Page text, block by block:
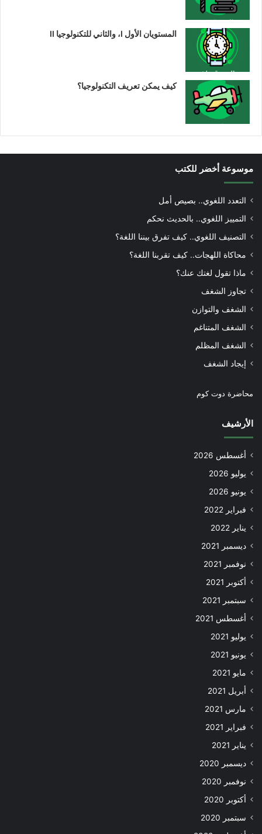
المستويان الأول I، والثاني للتكنولوجيا II
كيف يمكن تعريف التكنولوجيا؟
موسوعة أخضر للكتب
التعدد اللغوي.. بصيص أمل
التمييز اللغوي.. بالحديث نحكم
التصنيف اللغوي.. كيف تفرق بيننا اللغة؟
محاكاة اللهجات.. كيف تقربنا اللغة؟
ماذا تقول لغتك عنك؟
تجاوز الشغف
الشغف والتوازن
الشغف المتناغم
الشغف المظلم
إيجاد الشغف
محاضرة دوت كوم
الأرشيف
أغسطس 2026
يوليو 2026
يونيو 2026
فبراير 2022
يناير 2022
ديسمبر 2021
نوفمبر 2021
أكتوبر 2021
سبتمبر 2021
أغسطس 2021
يوليو 2021
يونيو 2021
مايو 2021
أبريل 2021
مارس 2021
فبراير 2021
يناير 2021
ديسمبر 2020
نوفمبر 2020
أكتوبر 2020
سبتمبر 2020